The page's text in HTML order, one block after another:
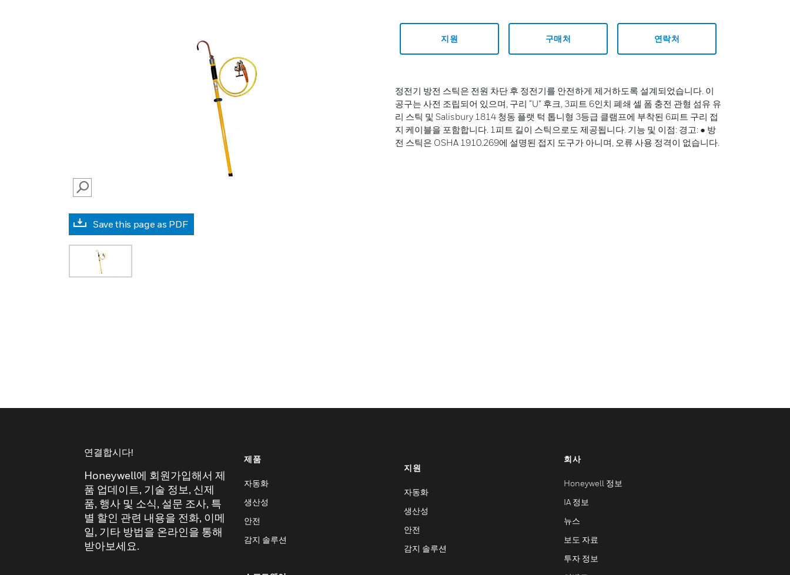
SEARCH
Save this page as PDF
지원 구매처 연락처
정전기 방전 스틱은 전원 차단 후 정전기를 안전하게 제거하도록 설계되었습니다. 이
공구는 사전 조립되어 있으며, 구리 “U” 후크, 3피트 6인치 폐쇄 셀 폼 충전 관형 섬유 유
리 스틱 및 Salisbury 1814 청동 플랫 턱 톱니형 3등급 클램프에 부착된 6피트 구리 접
지 케이블을 포함합니다. 1피트 길이 스틱으로도 제공됩니다. 기능 및 이점: 경고: ● 방
전 스틱은 OSHA 1910.269에 설명된 접지 도구가 아니며, 오류 사용 정격이 없습니다.
연결합시다!
Honeywell에 회원가입해서 제
품 업데이트, 기술 정보, 신제
품, 행사 및 소식, 설문 조사, 특
별 할인 관련 내용을 전화, 이메
일, 기타 방법을 온라인을 통해
받아보세요.
제품
자동화
생산성
안전
감지 솔루션
지원
자동화
생산성
안전
감지 솔루션
회사
Honeywell 정보
IA 정보
뉴스
보도 자료
투자 정보